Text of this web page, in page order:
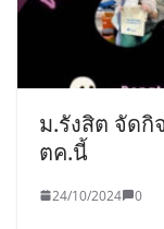
ม.รังสิต จัดกิ
ตค.นี้
24/10/2024 0